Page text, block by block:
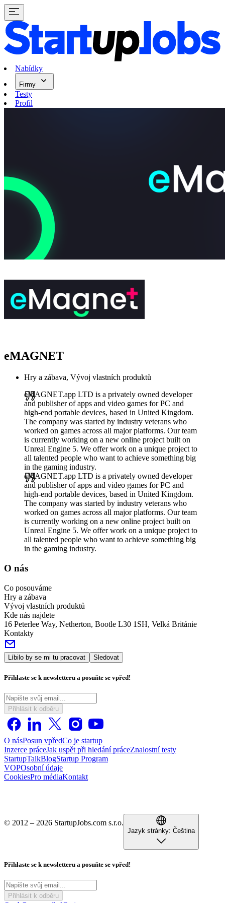
Nabídky
Firmy
Testy
Profil
eMAGNET
Hry a zábava, Vývoj vlastních produktů
eMAGNET.app LTD is a privately owned developer
and publisher of apps and video games for PC and
high-end portable devices, based in United Kingdom.
The company was started by industry veterans who
worked on games across all major platforms. Our team
is currently working on a new online project built on
Unreal Engine 5. We offer work on a unique project to
all talented people who want to achieve something big
in the gaming industry.
eMAGNET.app LTD is a privately owned developer
and publisher of apps and video games for PC and
high-end portable devices, based in United Kingdom.
The company was started by industry veterans who
worked on games across all major platforms. Our team
is currently working on a new online project built on
Unreal Engine 5. We offer work on a unique project to
all talented people who want to achieve something big
in the gaming industry.
O nás
Co posouváme
Hry a zábava
Vývoj vlastních produktů
Kde nás najdete
16 Peterlee Way, Netherton, Bootle L30 1SH, Velká Británie
Kontakty
Líbilo by se mi tu pracovat Sledovat
Přihlaste se k newsletteru a posuňte se vpřed!
Přihlásit k odběru
O násPosun vpředCo je startup
Inzerce práceJak uspět při hledání práceZnalostní testy
StartupTalkBlogStartup Program
VOPOsobní údaje
CookiesPro médiaKontakt
© 2012 – 2026 StartupJobs.com s.r.o.
Jazyk stránky: Čeština
Přihlaste se k newsletteru a posuňte se vpřed!
Přihlásit k odběru